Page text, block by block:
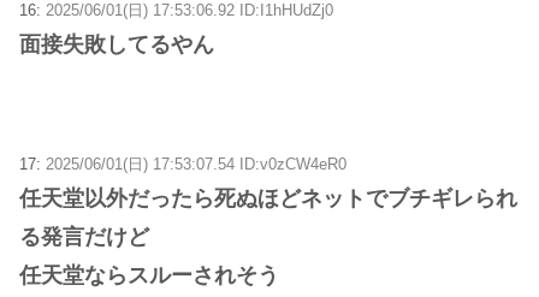
16: 2025/06/01(日) 17:53:06.92 ID:I1hHUdZj0
面接失敗してるやん
17: 2025/06/01(日) 17:53:07.54 ID:v0zCW4eR0
任天堂以外だったら死ぬほどネットでブチギレられ
る発言だけど
任天堂ならスルーされそう